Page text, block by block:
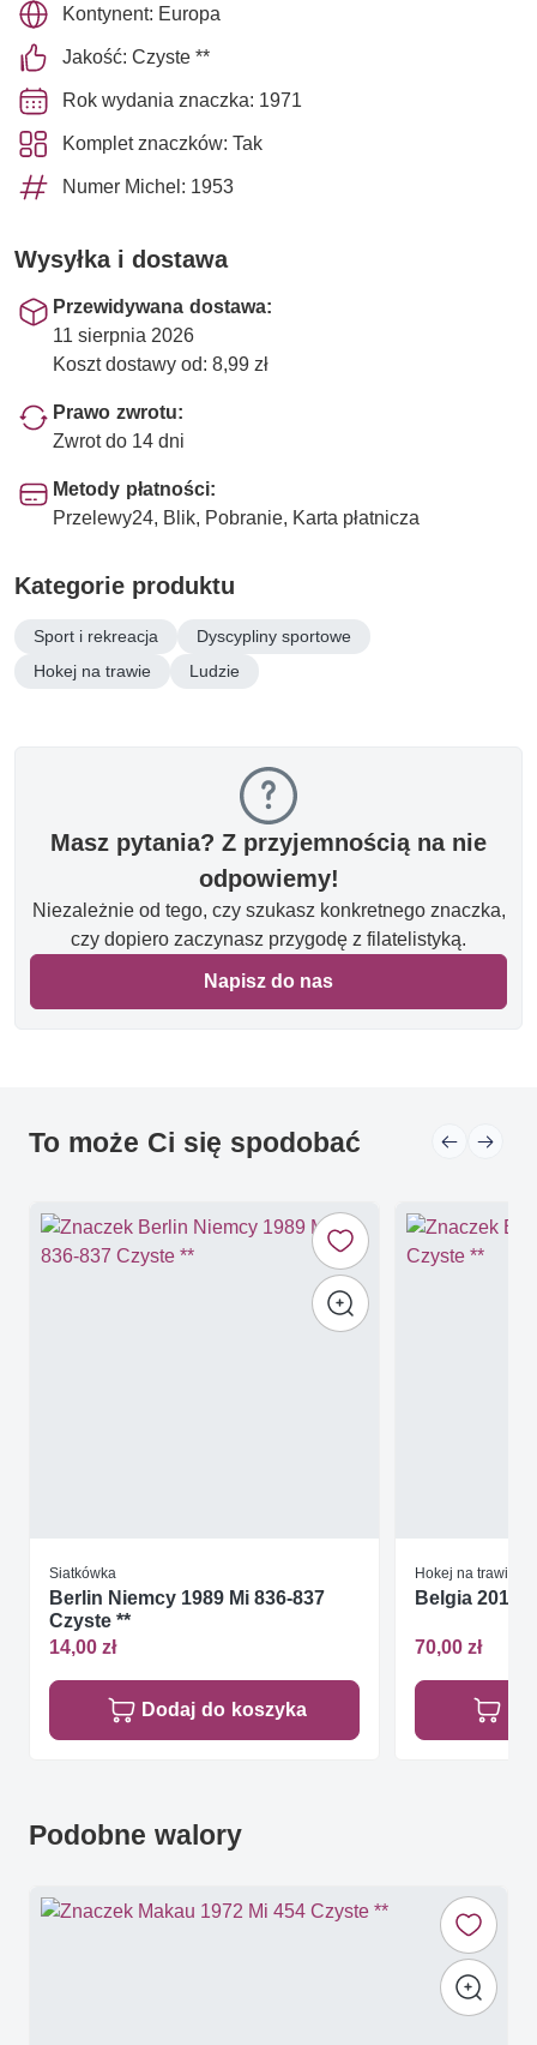
Kontynent: Europa
Jakość: Czyste **
Rok wydania znaczka: 1971
Komplet znaczków: Tak
Numer Michel: 1953
Wysyłka i dostawa
Przewidywana dostawa:
11 sierpnia 2026
Koszt dostawy od: 8,99 zł
Prawo zwrotu:
Zwrot do 14 dni
Metody płatności:
Przelewy24, Blik, Pobranie, Karta płatnicza
Kategorie produktu
Sport i rekreacja
Dyscypliny sportowe
Hokej na trawie
Ludzie
Masz pytania? Z przyjemnością na nie
odpowiemy!
Niezależnie od tego, czy szukasz konkretnego znaczka,
czy dopiero zaczynasz przygodę z filatelistyką.
Napisz do nas
To może Ci się spodobać
Siatkówka
Berlin Niemcy 1989 Mi 836-837
Czyste **
14,00 zł
Dodaj do koszyka
Hokej na trawie
Belgia 2011
70,00 zł
Podobne walory